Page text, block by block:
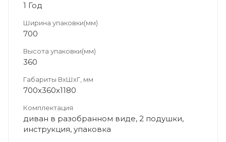
1 Год
Ширина упаковки(мм)
700
Высота упаковки(мм)
360
Габариты ВхШхГ, мм
700х360х1180
Комплектация
диван в разобранном виде, 2 подушки,
инструкция, упаковка